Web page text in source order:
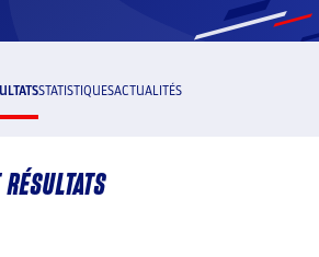
STATISTIQUESACTUALITÉS